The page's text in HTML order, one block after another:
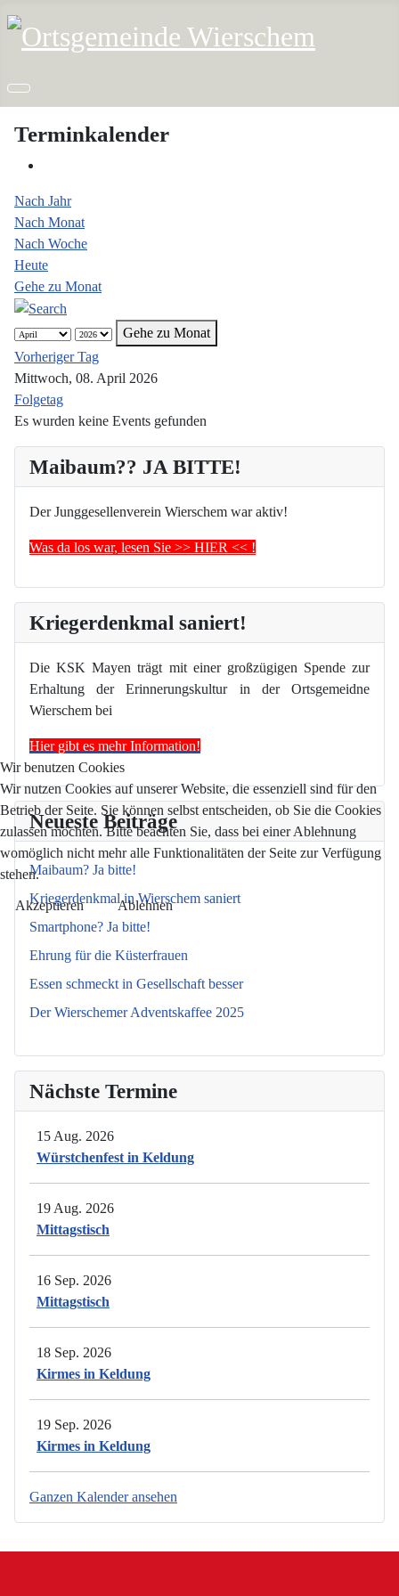
Maibaum?? JA BITTE!
Der Junggesellenverein Wierschem war aktiv!
Was da los war, lesen Sie >> HIER << !
Kriegerdenkmal saniert!
Die KSK Mayen trägt mit einer großzügigen Spende zur
Erhaltung der Erinnerungskultur in der Ortsgemeidne
Wierschem bei
Hier gibt es mehr Information!
Neueste Beiträge
Maibaum? Ja bitte!
Kriegerdenkmal in Wierschem saniert
Smartphone? Ja bitte!
Ehrung für die Küsterfrauen
Essen schmeckt in Gesellschaft besser
Der Wierschemer Adventskaffee 2025
Nächste Termine
15 Aug. 2026
Würstchenfest in Keldung
19 Aug. 2026
Mittagstisch
16 Sep. 2026
Mittagstisch
18 Sep. 2026
Kirmes in Keldung
19 Sep. 2026
Kirmes in Keldung
Ganzen Kalender ansehen
Terminkalender
Nach Jahr
Nach Monat
Nach Woche
Heute
Gehe zu Monat
Gehe zu Monat
Vorheriger Tag
Mittwoch, 08. April 2026
Folgetag
Es wurden keine Events gefunden
Wir benutzen Cookies
Wir nutzen Cookies auf unserer Website, die essenziell sind für den
Betrieb der Seite. Sie können selbst entscheiden, ob Sie die Cookies
zulassen möchten. Bitte beachten Sie, dass bei einer Ablehnung
womöglich nicht mehr alle Funktionalitäten der Seite zur Verfügung
stehen.
Akzeptieren Ablehnen